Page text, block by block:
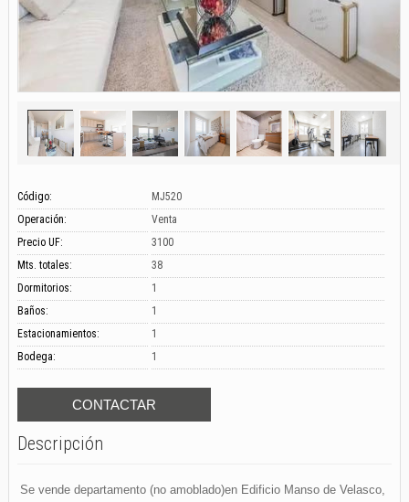
Código:
MJ520
Operación:
Venta
Precio UF:
3100
Mts. totales:
38
Dormitorios:
1
Baños:
1
Estacionamientos:
1
Bodega:
1
Descripción
Se vende departamento (no amoblado)en Edificio Manso de Velasco,